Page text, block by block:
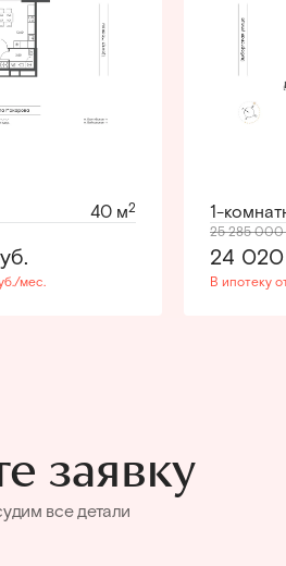
40 м2
мес.
1-
25 285 000
24
В ипотеку
заявку
все детали